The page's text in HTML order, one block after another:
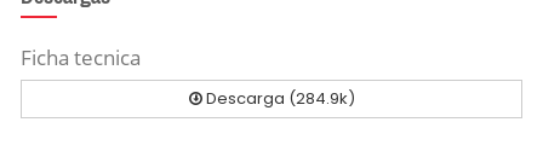
Ficha tecnica
Descarga (284.9k)